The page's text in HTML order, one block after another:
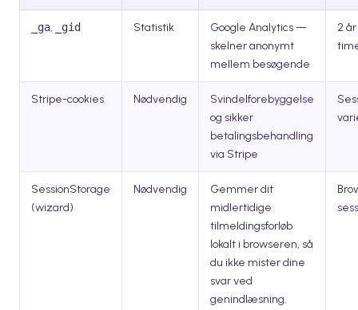
_ga, _gid Statistik
Google Analytics —
skelner anonymt
mellem besøgende
2
Stripe-cookies Nødvendig
Svindelforebyggelse
og sikker
betalingsbehandling
via Stripe
SessionStorage
(wizard)
Nødvendig
Gemmer dit
midlertidige
tilmeldingsforløb
lokalt i browseren, så
du ikke mister dine
svar ved
genindlæsning.